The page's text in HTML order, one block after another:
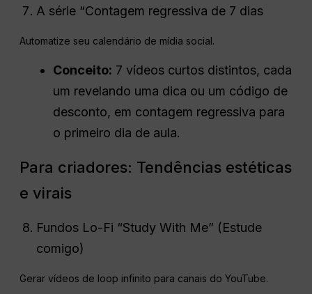
A série “Contagem regressiva de 7 dias
Automatize seu calendário de mídia social.
Conceito: 7 vídeos curtos distintos, cada
um revelando uma dica ou um código de
desconto, em contagem regressiva para
o primeiro dia de aula.
Para criadores: Tendências estéticas
e virais
Fundos Lo-Fi “Study With Me” (Estude
comigo)
Gerar vídeos de loop infinito para canais do YouTube.